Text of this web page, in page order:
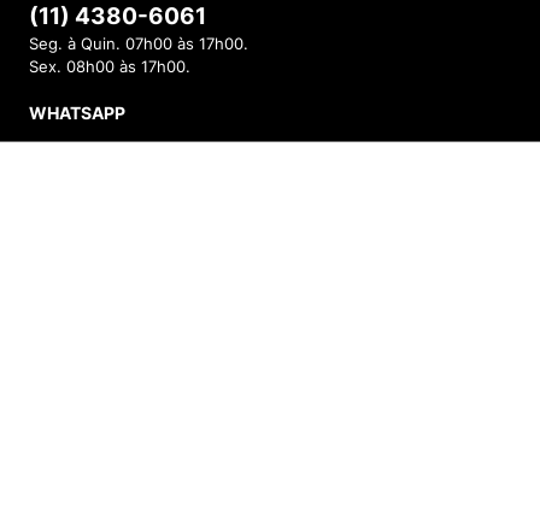
(11) 4380-6061
Seg. à Quin. 07h00 às 17h00.
Sex. 08h00 às 17h00.
WHATSAPP